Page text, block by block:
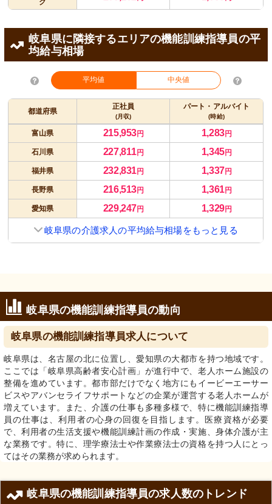
ク
岐阜県に隣接するエリアの機能訓練指導員の平
均給与相場
平均値 中央値
都道府県
正社員
(月収)
パート・アルバイト
(時給)
富山県 215,953円 1,283円
石川県 227,811円 1,345円
福井県 232,831円 1,337円
長野県 216,513円 1,361円
愛知県 229,247円 1,329円
岐阜県の介護求人の平均給与相場をもっと見る
岐阜県の機能訓練指導員の動向
岐阜県の機能訓練指導員求人について
岐阜県は、名古屋の北に位置し、愛知県の大都市を持つ地域です。
ここでは「岐阜県高齢者安心計画」が進行中で、老人ホーム施設の
整備を進めています。都市部だけでなく地方にもイービーエーサー
ビスやアバンセライフサポートなどの企業が運営する老人ホームが
増えています。また、介護の仕事も多種多様で、特に機能訓練指導
員の仕事は、利用者の心身の回復を目指します。医療資格が必要
で、利用者の生活支援や機能訓練計画の作成・実施、身体介護が主
な業務です。特に、理学療法士や作業療法士の資格を持つ人にとっ
てはその業務が求められます。
岐阜県の機能訓練指導員の求人数のトレンド